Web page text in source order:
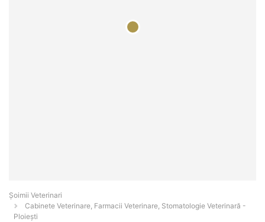
Șoimii Veterinari
Cabinete Veterinare, Farmacii Veterinare, Stomatologie Veterinară -
Ploieşti